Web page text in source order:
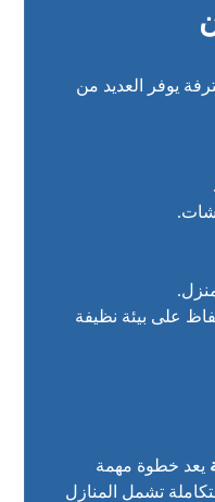
يوفر العديد من
على بيئة نظيفة
يعد خطوة مهمة
تشمل المنازل